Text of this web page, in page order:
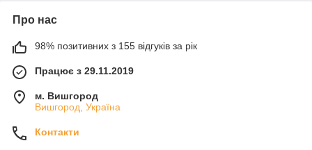
Про нас
98% позитивних з 155 відгуків за рік
Працює з 29.11.2019
м. Вишгород
Вишгород, Україна
Контакти